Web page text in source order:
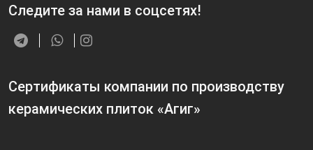
Следите за нами в соцсетях!
Сертификаты компании по производству
керамических плиток «Агиг»